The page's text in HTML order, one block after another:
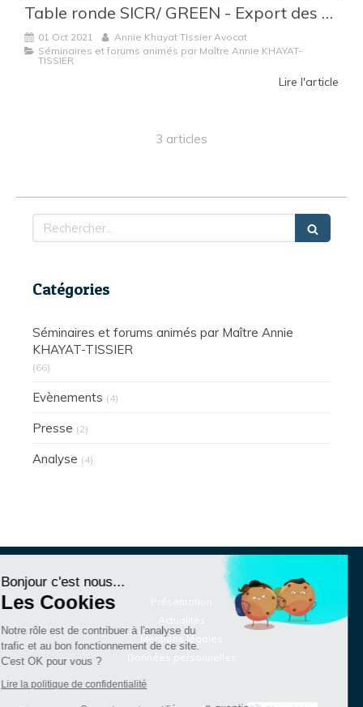
Table ronde SICR/ GREEN - Export des déchets : Quels enjeux ?
01 Oct 2021
Annie Khayat Tissier Avocat
Séminaires et forums animés par Maître Annie KHAYAT-
TISSIER
Lire l'article
3 articles
Rechercher
Catégories
Séminaires et forums animés par Maître Annie
KHAYAT-TISSIER
(66)
Evènements (4)
Presse (2)
Analyse (4)
Présentation
Actualités
Mentions légales
Données personnelles
Bonjour c'est nous...
Les Cookies
Notre rôle est de contribuer à l'analyse du
trafic et au bon fonctionnement de ce site.
C'est OK pour vous ?
Lire la politique de confidentialité